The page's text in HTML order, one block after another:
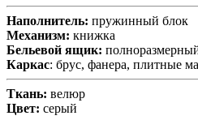
Наполнитель: пружинный блок
Механизм: книжка
Бельевой ящик:
Каркас: брус, фанера, плитные
Ткань: велюр
Цвет: серый